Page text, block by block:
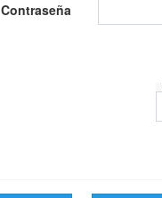
Contraseña